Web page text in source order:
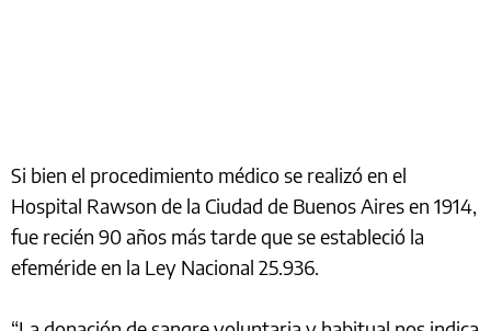
Si bien el procedimiento médico se realizó en el
Hospital Rawson de la Ciudad de Buenos Aires en 1914,
fue recién 90 años más tarde que se estableció la
efeméride en la Ley Nacional 25.936.